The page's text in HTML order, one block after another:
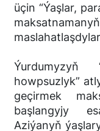
üçin “Ýaşlar,
Ýurdumyzyň
howpsuzlyk”
geçirmek
başlangyjy
Aziýanyň